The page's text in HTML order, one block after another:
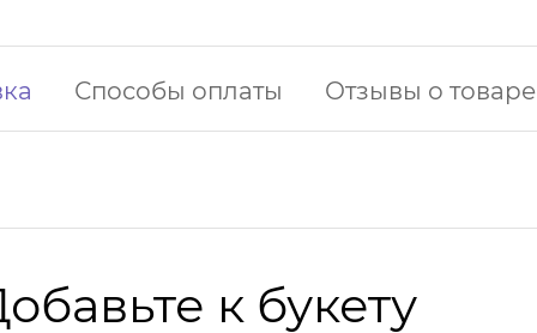
Способы оплаты Отзывы о товаре
к букету